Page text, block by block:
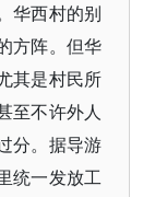
华西村的别
方阵。但华
其是村民所
至不许外人
分。据导游
统一发放工